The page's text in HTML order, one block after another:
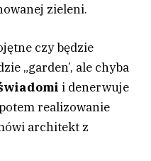
zieleni.
czy będzie
„garden’, ale chyba
i denerwuje
realizowanie
architekt z